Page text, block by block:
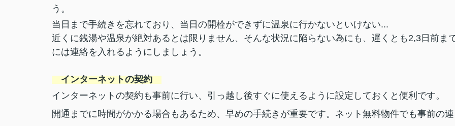
う。
当日まで手続きを忘れており、当日の開栓ができずに温泉に行かないといけない...
近くに銭湯や温泉が絶対あるとは限りません、そんな状況に陥らない為にも、遅くとも2,3日前ま
には連絡を入れるようにしましょう。
インターネットの契約
インターネットの契約も事前に行い、引っ越し後すぐに使えるように設定しておくと便利です。
開通までに時間がかかる場合もあるため、早めの手続きが重要です。ネット無料物件でも事前の連